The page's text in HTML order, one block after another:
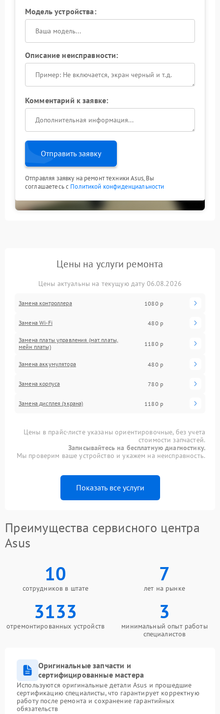
Модель устройства:
Описание неисправности:
Комментарий к заявке:
Отправить заявку
Отправляя заявку на ремонт техники Asus, Вы
соглашаетесь с Политикой конфиденциальности
Цены на услуги ремонта
Цены актуальны на текущую дату 06.08.2026
Замена контроллера 1080 р
Замена Wi-Fi 480 р
Замена платы управления (мат.платы,
мейн платы)
1180 р
Замена аккумулятора 480 р
Замена корпуса 780 р
Замена дисплея (экрана) 1180 р
Цены в прайс-листе указаны ориентировочные, без учета
стоимости запчастей.
Записывайтесь на бесплатную диагностику.
Мы проверим ваше устройство и укажем на неисправность.
Показать все услуги
Преимущества сервисного центра
Asus
10
сотрудников в штате
7
лет на рынке
3133
отремонтированных устройств
3
минимальный опыт работы
специалистов
Оригинальные запчасти и
сертифицированные мастера
Используются оригинальные детали Asus и прошедшие
сертификацию специалисты, что гарантирует корректную
работу после ремонта и сохранение гарантийных
обязательств